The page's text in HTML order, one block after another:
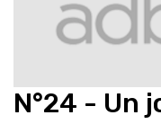
N°24 - Un